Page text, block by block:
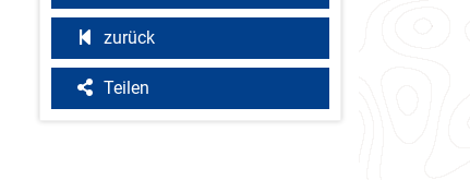
zurück
Teilen